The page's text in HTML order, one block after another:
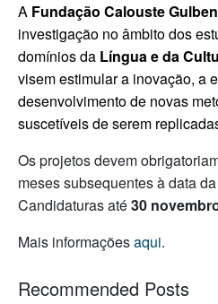
A Fundação Calouste
investigação no âmbito dos
domínios da Língua e da
visem estimular a inovação, a
desenvolvimento de novas
suscetíveis de serem
Os projetos devem
meses subsequentes à data
Candidaturas até30
Mais informaçõesaqui.
Recommended Posts